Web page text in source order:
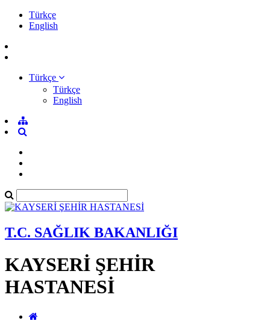
Türkçe
English
Türkçe
Türkçe
English
T.C. SAĞLIK BAKANLIĞI
KAYSERİ ŞEHİR
HASTANESİ